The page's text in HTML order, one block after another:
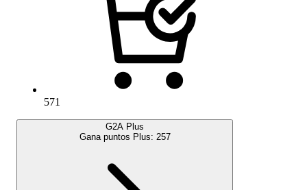
571
G2A Plus
Gana puntos Plus: 257